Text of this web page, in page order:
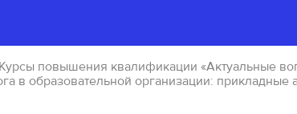
повышения квалификации «Актуальные
в образовательной организации: прикладные